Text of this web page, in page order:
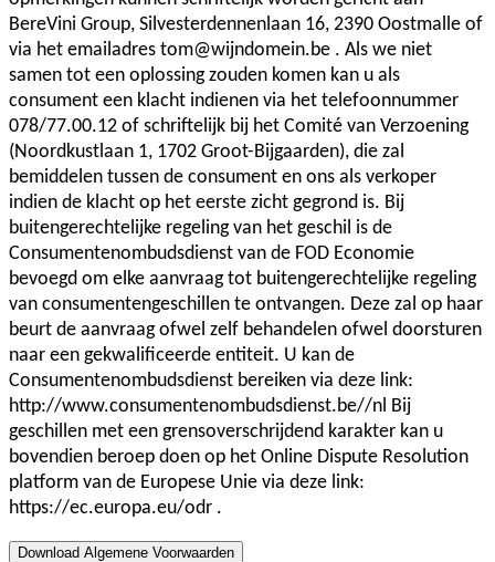
BereVini Group, Silvesterdennenlaan 16, 2390 Oostmalle of
via het emailadres tom@wijndomein.be . Als we niet
samen tot een oplossing zouden komen kan u als
consument een klacht indienen via het telefoonnummer
078/77.00.12 of schriftelijk bij het Comité van Verzoening
(Noordkustlaan 1, 1702 Groot-Bijgaarden), die zal
bemiddelen tussen de consument en ons als verkoper
indien de klacht op het eerste zicht gegrond is. Bij
buitengerechtelijke regeling van het geschil is de
Consumentenombudsdienst van de FOD Economie
bevoegd om elke aanvraag tot buitengerechtelijke regeling
van consumentengeschillen te ontvangen. Deze zal op haar
beurt de aanvraag ofwel zelf behandelen ofwel doorsturen
naar een gekwalificeerde entiteit. U kan de
Consumentenombudsdienst bereiken via deze link:
http://www.consumentenombudsdienst.be//nl Bij
geschillen met een grensoverschrijdend karakter kan u
bovendien beroep doen op het Online Dispute Resolution
platform van de Europese Unie via deze link:
https://ec.europa.eu/odr .